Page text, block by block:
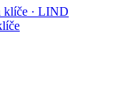
klíče · LIND